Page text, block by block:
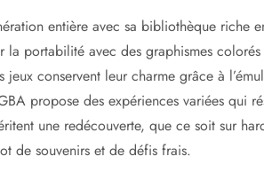
entière avec sa bibliothèque riche
portabilité avec des graphismes
conservent leur charme grâce à
propose des expériences variées qui
une redécouverte, que ce soit sur
de souvenirs et de défis frais.